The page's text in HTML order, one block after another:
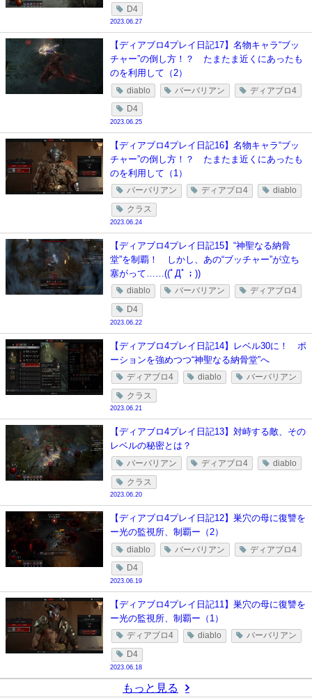
D4
2023.06.27
【ディアブロ4プレイ日記17】名物キャラ“ブッ
チャー”の倒し方！？ たまたま近くにあったも
のを利用して（2）
diablo バーバリアン ディアブロ4
D4
2023.06.25
【ディアブロ4プレイ日記16】名物キャラ“ブッ
チャー”の倒し方！？ たまたま近くにあったも
のを利用して（1）
バーバリアン ディアブロ4 diablo
クラス
2023.06.24
【ディアブロ4プレイ日記15】“神聖なる納骨
堂”を制覇！ しかし、あの“ブッチャー”が立ち
塞がって……((ﾟДﾟ；))
diablo バーバリアン ディアブロ4
D4
2023.06.22
【ディアブロ4プレイ日記14】レベル30に！ ポ
ーションを強めつつ“神聖なる納骨堂”へ
ディアブロ4 diablo バーバリアン
クラス
2023.06.21
【ディアブロ4プレイ日記13】対峙する敵、その
レベルの秘密とは？
バーバリアン ディアブロ4 diablo
クラス
2023.06.20
【ディアブロ4プレイ日記12】巣穴の母に復讐を
ー光の監視所、制覇ー（2）
diablo バーバリアン ディアブロ4
D4
2023.06.19
【ディアブロ4プレイ日記11】巣穴の母に復讐を
ー光の監視所、制覇ー（1）
ディアブロ4 diablo バーバリアン
D4
2023.06.18
もっと見る